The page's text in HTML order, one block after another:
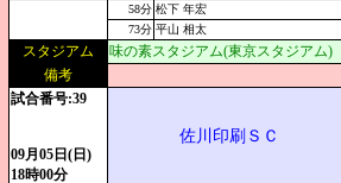
58分 松下 年宏
73分 平山 相太
スタジアム
味の素スタジアム(東京スタジアム)
備考
試合番号:39
09月05日(日)
18時00分
佐川印刷ＳＣ